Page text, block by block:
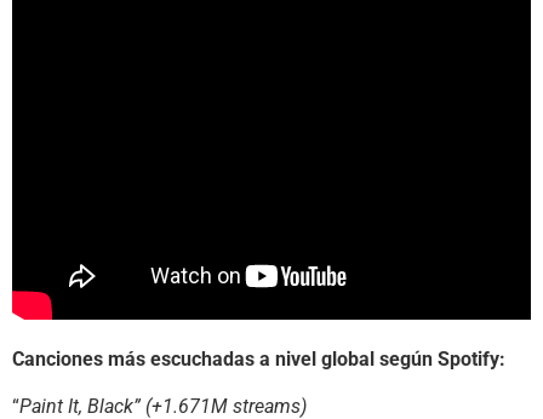
Canciones más escuchadas a nivel global según Spotify:
“Paint It, Black” (+1.671M streams)